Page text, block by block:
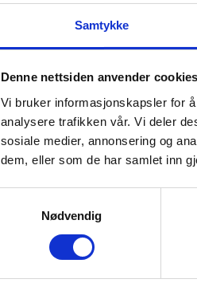
Samtykke
Denne nettsiden anvender cookies
Vi bruker informasjonskapsler for
analysere trafikken vår. Vi deler
sosiale medier, annonsering og
dem, eller som de har samlet inn
Nødvendig
pdf · 2 MB